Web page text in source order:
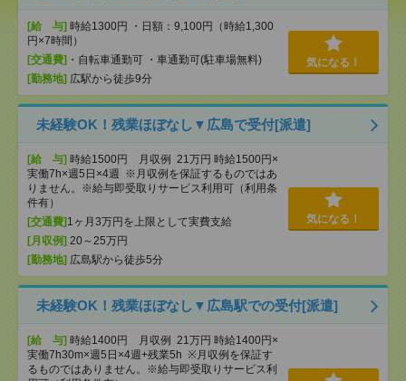
[給 与] 時給1300円 ・日額：9,100円（時給1,300
円×7時間）
[交通費] ・自転車通勤可 ・車通勤可(駐車場無料)
[勤務地] 広駅から徒歩9分
気になる！
未経験OK！残業ほぼなし▼広島で受付[派遣]
[給 与] 時給1500円 月収例 21万円 時給1500円×
実働7h×週5日×4週 ※月収例を保証するものではあ
りません。※給与即受取りサービス利用可（利用条
件有）
[交通費] 1ヶ月3万円を上限として実費支給
[月収例] 20～25万円
[勤務地] 広島駅から徒歩5分
気になる！
未経験OK！残業ほぼなし▼広島駅での受付[派遣]
[給 与] 時給1400円 月収例 21万円 時給1400円×
実働7h30m×週5日×4週+残業5h ※月収例を保証す
るものではありません。※給与即受取りサービス利